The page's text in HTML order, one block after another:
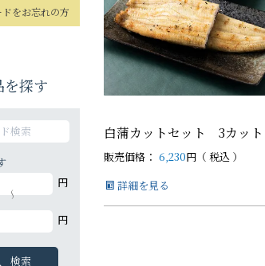
以上）
大（120g以上）
上）
小（90g以上）
特大（140g以上）
中（100g以上）
白蒲セット
大（120g以上）
以上） 特大（140g以上）
中（100g以上）
その他商品
以上）
大（120g以上）
上）
小（90g以上）
特大（140g以上）
中（100g以上）
以上）
大（120g以上）
小（90g以上）
白蒲セット
大（120g以上）
をお忘れの方
を探す
円
～
円
白蒲カットセット 3カット
販売価格： 6,230
税込
詳細を見る